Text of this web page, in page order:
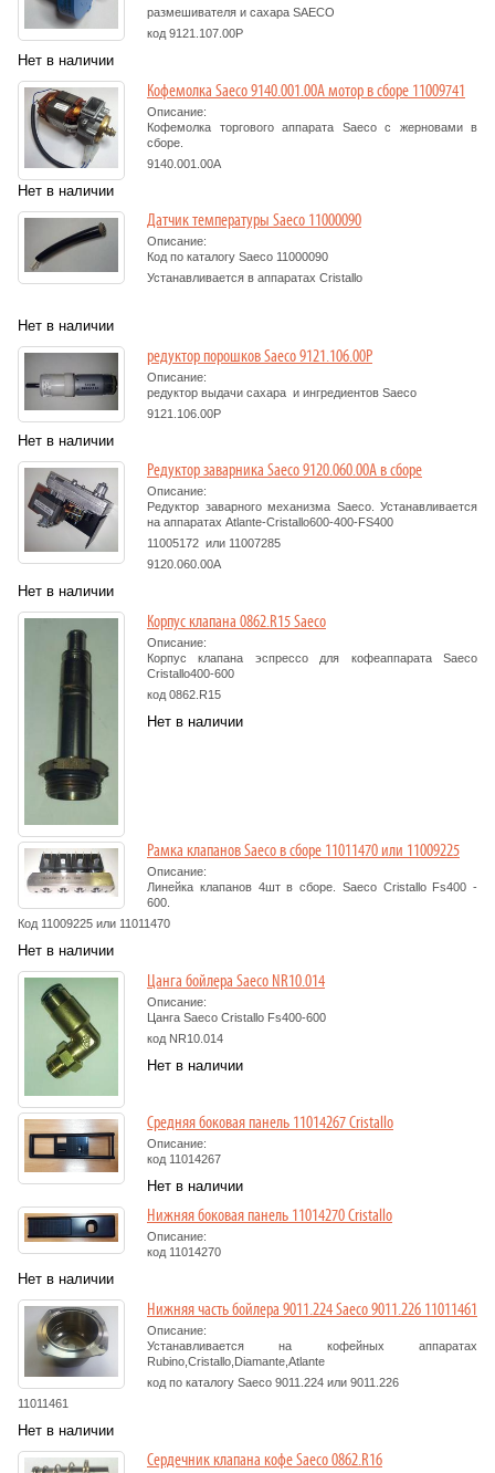
размешивателя и сахара SAECO
код 9121.107.00P
Нет в наличии
Кофемолка Saeco 9140.001.00A мотор в сборе 11009741
Описание:
Кофемолка торгового аппарата Saeco с жерновами в
сборе.
9140.001.00A
Нет в наличии
Датчик температуры Saeco 11000090
Описание:
Код по каталогу Saeco 11000090
Устанавливается в аппаратах Cristallo
Нет в наличии
редуктор порошков Saeco 9121.106.00P
Описание:
редуктор выдачи сахара и ингредиентов Saeco
9121.106.00P
Нет в наличии
Редуктор заварника Saeco 9120.060.00A в сборе
Описание:
Редуктор заварного механизма Saeco. Устанавливается
на аппаратах Atlante-Cristallo600-400-FS400
11005172 или 11007285
9120.060.00A
Нет в наличии
Корпус клапана 0862.R15 Saeco
Описание:
Корпус клапана эспрессо для кофеаппарата Saeco
Cristallo400-600
код 0862.R15
Нет в наличии
Рамка клапанов Saeco в сборе 11011470 или 11009225
Описание:
Линейка клапанов 4шт в сборе. Saeco Cristallo Fs400 -
600.
Код 11009225 или 11011470
Нет в наличии
Цанга бойлера Saeco NR10.014
Описание:
Цанга Saeco Cristallo Fs400-600
код NR10.014
Нет в наличии
Средняя боковая панель 11014267 Cristallo
Описание:
код 11014267
Нет в наличии
Нижняя боковая панель 11014270 Cristallo
Описание:
код 11014270
Нет в наличии
Нижняя часть бойлера 9011.224 Saeco 9011.226 11011461
Описание:
Устанавливается на кофейных аппаратах
Rubino,Cristallo,Diamante,Atlante
код по каталогу Saeco 9011.224 или 9011.226
11011461
Нет в наличии
Сердечник клапана кофе Saeco 0862.R16